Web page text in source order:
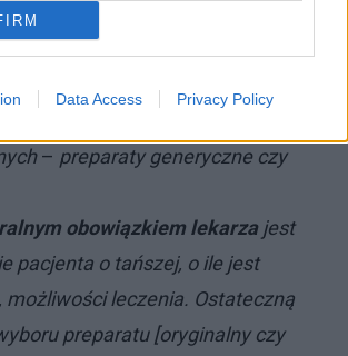
Data Access Privacy Policy
farmakoterapii owocuje
i bezpiecznym leczeniu
– preparaty generyczne czy
obowiązkiem lekarza jest
pacjenta o tańszej, o ile jest
możliwości leczenia. Ostateczną
preparatu [oryginalny czy